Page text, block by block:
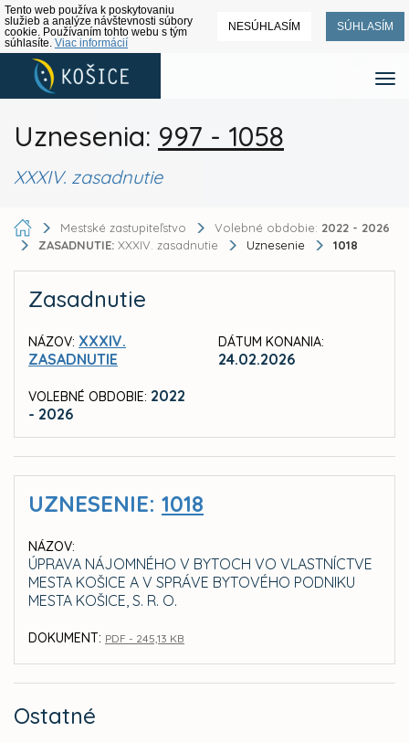
Tento web používa k poskytovaniu
služieb a analýze návštevnosti súbory
cookie. Používaním tohto webu s tým
súhlasíte. Viac informácií
NESÚHLASÍM SÚHLASÍM
Uznesenia: 997 - 1058
XXXIV. zasadnutie
Mestské zastupiteľstvo Volebné obdobie: 2022 - 2026
ZASADNUTIE: XXXIV. zasadnutie Uznesenie 1018
Zasadnutie
NÁZOV: XXXIV.
ZASADNUTIE
VOLEBNÉ OBDOBIE: 2022
- 2026
DÁTUM KONANIA:
24.02.2026
UZNESENIE: 1018
NÁZOV:
ÚPRAVA NÁJOMNÉHO V BYTOCH VO VLASTNÍCTVE
MESTA KOŠICE A V SPRÁVE BYTOVÉHO PODNIKU
MESTA KOŠICE, S. R. O.
DOKUMENT: PDF - 245,13 KB
Ostatné